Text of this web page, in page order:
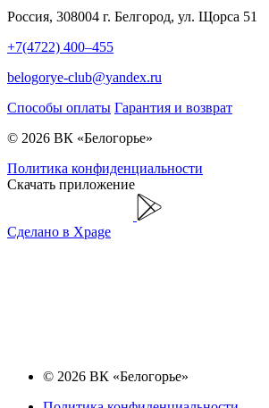
Россия, 308004 г. Белгород, ул. Щорса 51
+7(4722) 400–455
belogorye-club@yandex.ru
Способы оплаты Гарантия и возврат
© 2026 ВК «Белогорье»
Политика конфиденциальности
Скачать приложение
Сделано в Xpage
© 2026 ВК «Белогорье»